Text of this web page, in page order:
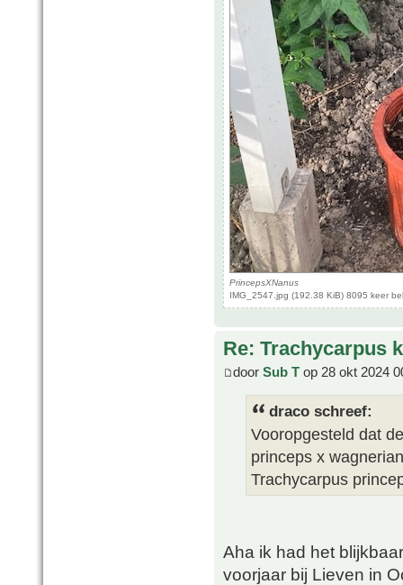
PrincepsXNanus
IMG_2547.jpg (192.38 KiB) 8095 keer
Re: Trachycarpus
door Sub T op 28 okt 2024
draco schreef:
Vooropgesteld dat
princeps x
Trachycarpus
Aha ik had het
voorjaar bij Lieven in